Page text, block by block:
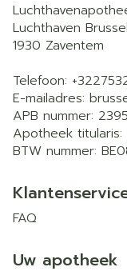
Luchthaven
1930 Zaventem
Telefoon:
E-mailadres:
APB nummer:
Apotheek titularis:
BTW nummer:
FAQ
Uw apotheek